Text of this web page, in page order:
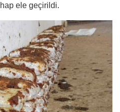
ele geçirildi.